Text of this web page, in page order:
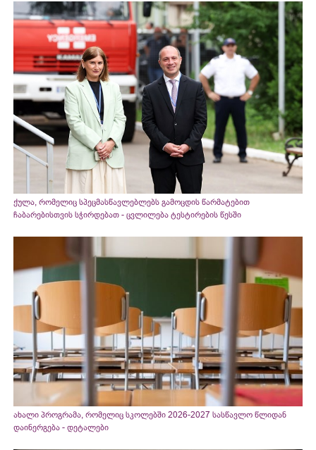
ქულა, რომელიც სპეცმასწავლებლებს გამოცდის წარმატებით
ჩაბარებისთვის სჭირდებათ - ცვლილება ტესტირების წესში
ახალი პროგრამა, რომელიც სკოლებში 2026-2027 სასწავლო წლიდან
დაინერგება - დეტალები